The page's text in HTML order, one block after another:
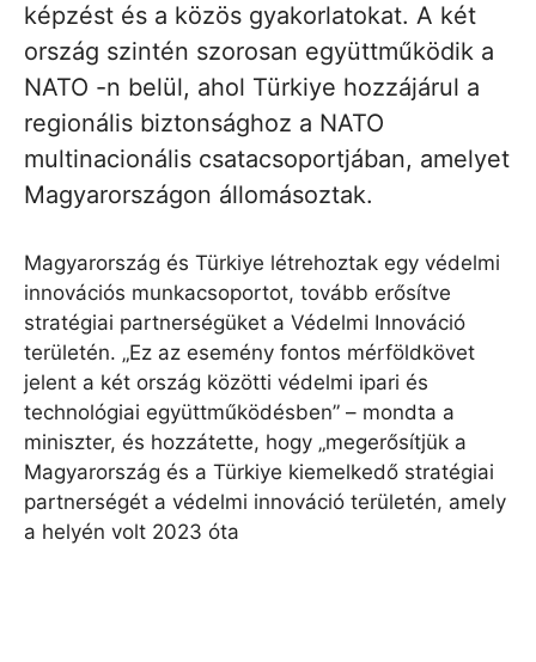
képzést és a közös gyakorlatokat. A két
ország szintén szorosan együttműködik a
NATO -n belül, ahol Türkiye hozzájárul a
regionális biztonsághoz a NATO
multinacionális csatacsoportjában, amelyet
Magyarországon állomásoztak.
Magyarország és Türkiye létrehoztak egy védelmi
innovációs munkacsoportot, tovább erősítve
stratégiai partnerségüket a Védelmi Innováció
területén. „Ez az esemény fontos mérföldkövet
jelent a két ország közötti védelmi ipari és
technológiai együttműködésben” – mondta a
miniszter, és hozzátette, hogy „megerősítjük a
Magyarország és a Türkiye kiemelkedő stratégiai
partnerségét a védelmi innováció területén, amely
a helyén volt 2023 óta